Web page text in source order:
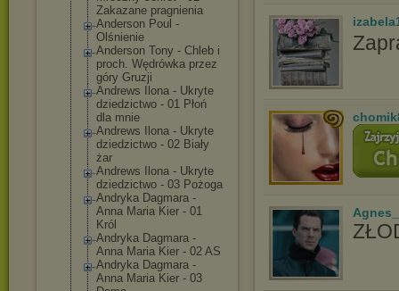
Zakazane pragnienia
Anderson Poul -
Olśnienie
Anderson Tony - Chleb i
proch. Wędrówka przez
góry Gruzji
Andrews Ilona - Ukryte
dziedzictwo - 01 Płoń
dla mnie
Andrews Ilona - Ukryte
dziedzictwo - 02 Biały
żar
Andrews Ilona - Ukryte
dziedzictwo - 03 Pożoga
Andryka Dagmara -
Anna Maria Kier - 01
Król
Andryka Dagmara -
Anna Maria Kier - 02 AS
Andryka Dagmara -
Anna Maria Kier - 03